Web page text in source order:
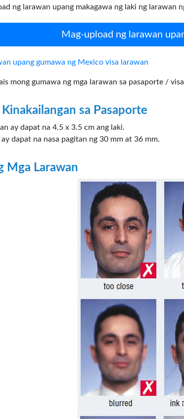
ng larawan upang makagawa ng laki ng larawan
Mag-upload ng larawan
upang gumawa ng Mexico visa larawan
mong gumawa ng mga larawan sa pasaporte /
sa Pasaporte
ay dapat na 4.5 x 3.5 cm ang laki.
dapat na nasa pagitan ng 30 mm at 36 mm.
Mga Larawan